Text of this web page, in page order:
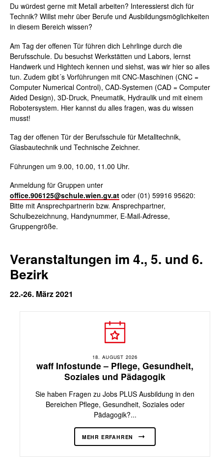
Du würdest gerne mit Metall arbeiten? Interessierst dich für
Technik? Willst mehr über Berufe und Ausbildungsmöglichkeiten
in diesem Bereich wissen?
Am Tag der offenen Tür führen dich Lehrlinge durch die
Berufsschule. Du besuchst Werkstätten und Labors, lernst
Handwerk und Hightech kennen und siehst, was wir hier so alles
tun. Zudem gibt´s Vorführungen mit CNC-Maschinen (CNC =
Computer Numerical Control), CAD-Systemen (CAD = Computer
Aided Design), 3D-Druck, Pneumatik, Hydraulik und mit einem
Robotersystem. Hier kannst du alles fragen, was du wissen
musst!
Tag der offenen Tür der Berufsschule für Metalltechnik,
Glasbautechnik und Technische Zeichner.
Führungen um 9.00, 10.00, 11.00 Uhr.
Anmeldung für Gruppen unter
office.906125@schule.wien.gv.at oder (01) 59916 95620:
Bitte mit Ansprechpartnerin bzw. Ansprechpartner,
Schulbezeichnung, Handynummer, E-Mail-Adresse,
Gruppengröße.
Veranstaltungen im 4., 5. und 6.
Bezirk
22.-26. März 2021
18. AUGUST 2026
waff Infostunde – Pflege, Gesundheit,
Soziales und Pädagogik
Sie haben Fragen zu Jobs PLUS Ausbildung in den
Bereichen Pflege, Gesundheit, Soziales oder
Pädagogik?...
MEHR ERFAHREN